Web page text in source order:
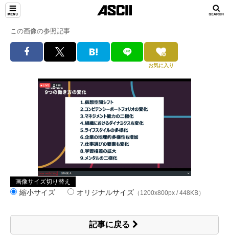
この画像の参照記事
お気に入り
画像サイズ切り替え
縮小サイズ オリジナルサイズ （1200x800px / 448KB）
記事に戻る